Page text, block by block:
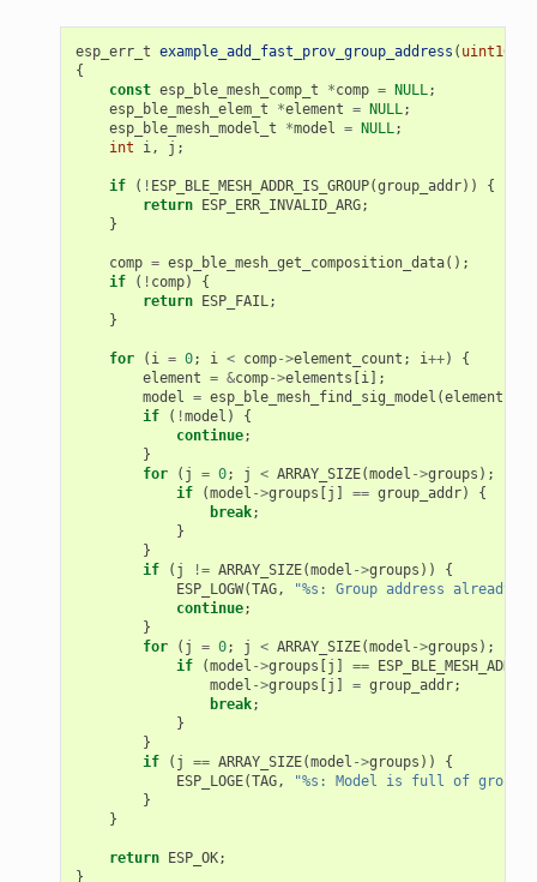
esp_err_t example_add_fast_prov_group_address ( uint16_t
{
const esp_ble_mesh_comp_t *comp = NULL;
esp_ble_mesh_elem_t
*element = NULL;
esp_ble_mesh_model_t
*model = NULL;
int
i, j ;
if ( ! ESP_BLE_MESH_ADDR_IS_GROUP(group_addr))
{
return ESP_ERR_INVALID_ARG;
}
comp = esp_ble_mesh_get_composition_data();
if
( ! comp)
{
return ESP_FAIL;
}
for ( i = 0; i < comp->element_count ; i++)
{
element = &comp->elements [i];
model = esp_ble_mesh_find_sig_model (element
if
( !model )
{
continue;
}
for
( j = 0; j < ARRAY_SIZE(model ->groups );
if
(model ->groups [j ] == group_addr)
{
break;
}
}
if
( j != ARRAY_SIZE(model ->groups ))
{
ESP_LOGW(TAG,
"%s: Group address already
continue;
}
for
( j = 0; j < ARRAY_SIZE(model ->groups );
if
(model ->groups [j ] ==
model ->groups [j ] = group_addr;
break;
}
}
if
( j == ARRAY_SIZE(model ->groups ))
{
ESP_LOGE(TAG,
"%s: Model is full of group
}
}
return ESP_OK;
}